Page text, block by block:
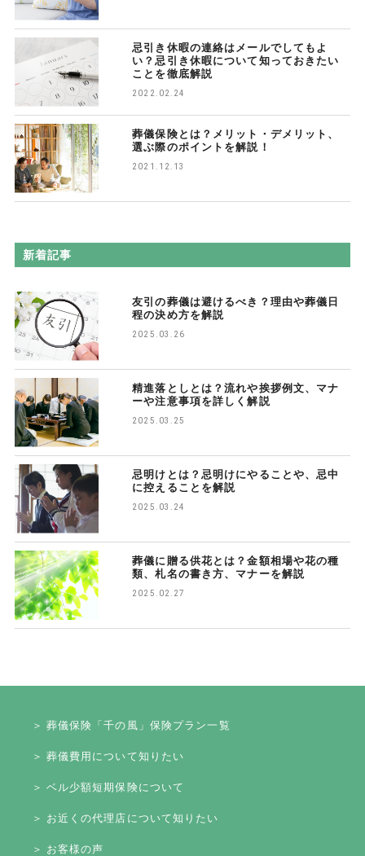
忌引き休暇の連絡はメールでしてもよ
い？忌引き休暇について知っておきたい
ことを徹底解説
2022.02.24
葬儀保険とは？メリット・デメリット、
選ぶ際のポイントを解説！
2021.12.13
新着記事
友引の葬儀は避けるべき？理由や葬儀日
程の決め方を解説
2025.03.26
精進落としとは？流れや挨拶例文、マナ
ーや注意事項を詳しく解説
2025.03.25
忌明けとは？忌明けにやることや、忌中
に控えることを解説
2025.03.24
葬儀に贈る供花とは？金額相場や花の種
類、札名の書き方、マナーを解説
2025.02.27
＞ 葬儀保険「千の風」保険プラン一覧
＞ 葬儀費用について知りたい
＞ ベル少額短期保険について
＞ お近くの代理店について知りたい
＞ お客様の声